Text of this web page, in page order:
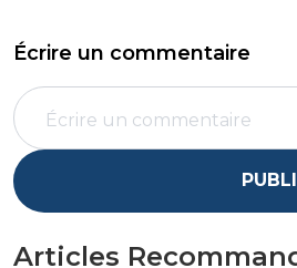
Écrire un commentaire
Articles